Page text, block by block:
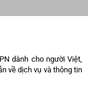
dành cho người Việt,
về dịch vụ và thông tin